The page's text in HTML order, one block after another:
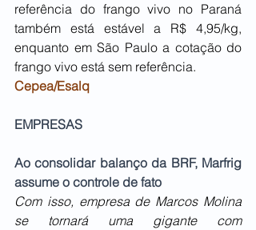
referência do frango vivo no Paraná
também está estável a R$ 4,95/kg,
enquanto em São Paulo a cotação do
frango vivo está sem referência.
Cepea/Esalq
EMPRESAS
Ao consolidar balanço da BRF, Marfrig
assume o controle de fato
Com isso, empresa de Marcos Molina
se tornará uma gigante com